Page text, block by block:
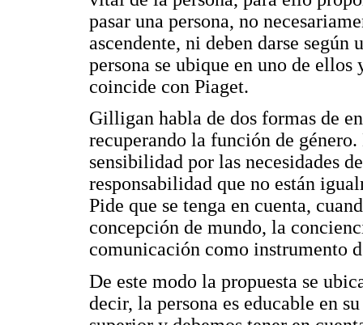
pasar una persona, no
ascendente, ni deben darse según
persona se ubique en uno de
coincide con Piaget.
Gilligan habla de dos formas de
recuperando la función de
sensibilidad por las necesidades
responsabilidad que no están
Pide que se tenga en cuenta,
concepción de mundo, la
comunicación como instrumento
De este modo la propuesta se
decir, la persona es educable en